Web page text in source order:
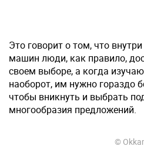
Это говорит о том, что
машин люди, как правило,
своем выборе, а когда
наоборот, им нужно гораздо
чтобы вникнуть и выбрать
многообразия предложений.
©